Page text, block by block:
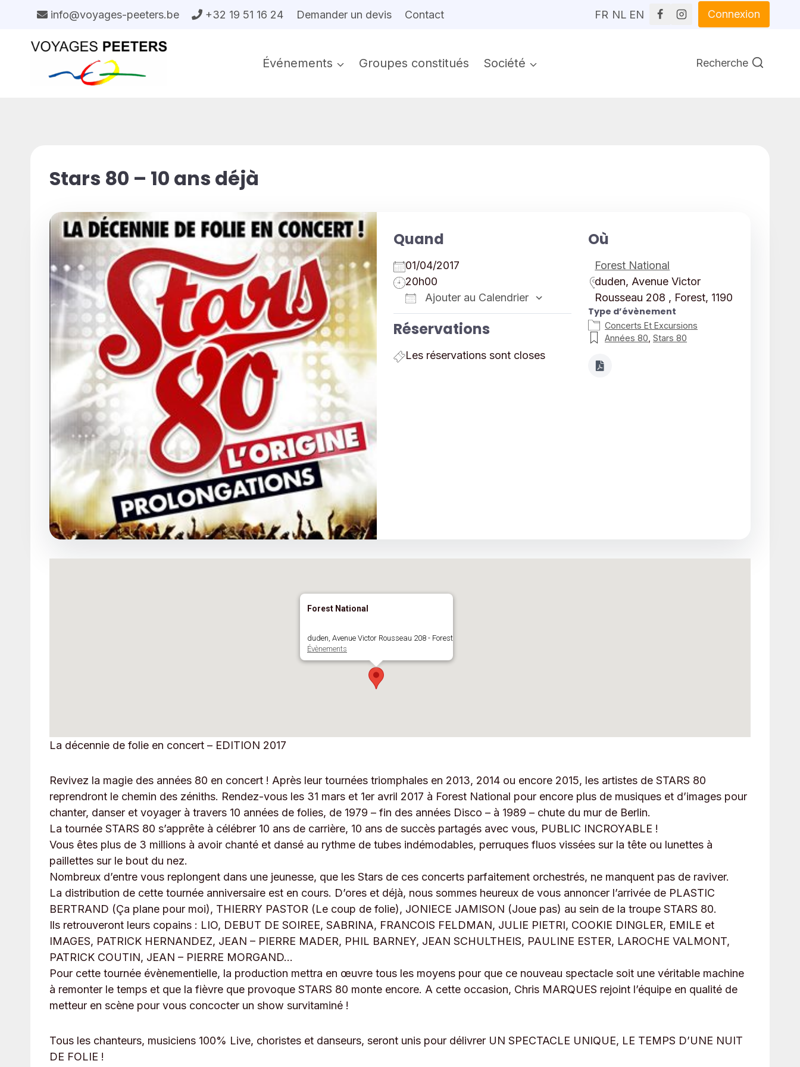
contenu
info@voyages-peeters.be +32 19 51 16 24 Demander un devis Contact FR NL EN Connexion
Événements Groupes constitués Société Recherche
Stars 80 – 10 ans déjà
Quand
01/04/2017
20h00
Ajouter au Calendrier
Calendrier Google
Réservations
Les réservations sont closes
Où
Forest National
duden, Avenue Victor
Rousseau 208 , Forest, 1190
Type d’évènement
Concerts Et Excursions
Années 80 ,Stars 80
Forest National
duden, Avenue Victor Rousseau 208 - Forest
Évènements
La décennie de folie en concert – EDITION 2017
Revivez la magie des années 80 en concert ! Après leur tournées triomphales en 2013, 2014 ou encore 2015, les artistes de STARS 80
reprendront le chemin des zéniths. Rendez-vous les 31 mars et 1er avril 2017 à Forest National pour encore plus de musiques et d’images pour
chanter, danser et voyager à travers 10 années de folies, de 1979 – fin des années Disco – à 1989 – chute du mur de Berlin.
La tournée STARS 80 s’apprête à célébrer 10 ans de carrière, 10 ans de succès partagés avec vous, PUBLIC INCROYABLE !
Vous êtes plus de 3 millions à avoir chanté et dansé au rythme de tubes indémodables, perruques fluos vissées sur la tête ou lunettes à
paillettes sur le bout du nez.
Nombreux d’entre vous replongent dans une jeunesse, que les Stars de ces concerts parfaitement orchestrés, ne manquent pas de raviver.
La distribution de cette tournée anniversaire est en cours. D’ores et déjà, nous sommes heureux de vous annoncer l’arrivée de PLASTIC
BERTRAND (Ça plane pour moi), THIERRY PASTOR (Le coup de folie), JONIECE JAMISON (Joue pas) au sein de la troupe STARS 80.
Ils retrouveront leurs copains : LIO, DEBUT DE SOIREE, SABRINA, FRANCOIS FELDMAN, JULIE PIETRI, COOKIE DINGLER, EMILE et
IMAGES, PATRICK HERNANDEZ, JEAN – PIERRE MADER, PHIL BARNEY, JEAN SCHULTHEIS, PAULINE ESTER, LAROCHE VALMONT,
PATRICK COUTIN, JEAN – PIERRE MORGAND…
Pour cette tournée évènementielle, la production mettra en œuvre tous les moyens pour que ce nouveau spectacle soit une véritable machine
à remonter le temps et que la fièvre que provoque STARS 80 monte encore. A cette occasion, Chris MARQUES rejoint l’équipe en qualité de
metteur en scène pour vous concocter un show survitaminé !
Tous les chanteurs, musiciens 100% Live, choristes et danseurs, seront unis pour délivrer UN SPECTACLE UNIQUE, LE TEMPS D’UNE NUIT
DE FOLIE !